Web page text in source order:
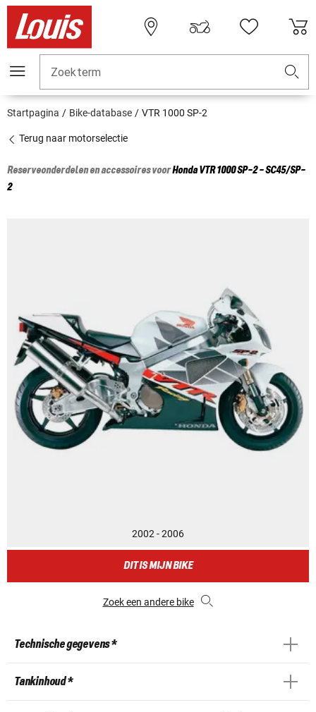
Zoekterm
Startpagina Bike-database VTR 1000 SP-2
Terug naar motorselectie
Reserveonderdelen en accessoires voorHondaVTR 1000 SP-2 - SC45/SP-
2
2002 - 2006
DIT IS MIJN BIKE
Zoek een andere bike
Technische gegevens *
Tankinhoud *